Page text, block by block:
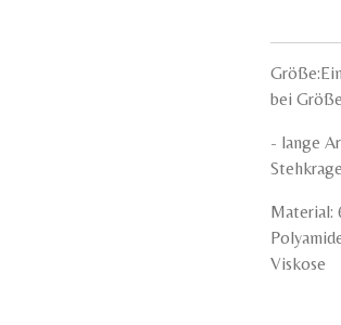
bei
- lange
Material:
Viskose